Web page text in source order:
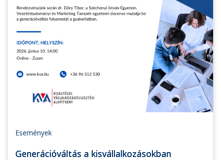
Események
Generációváltás a kisvállalkozásokban